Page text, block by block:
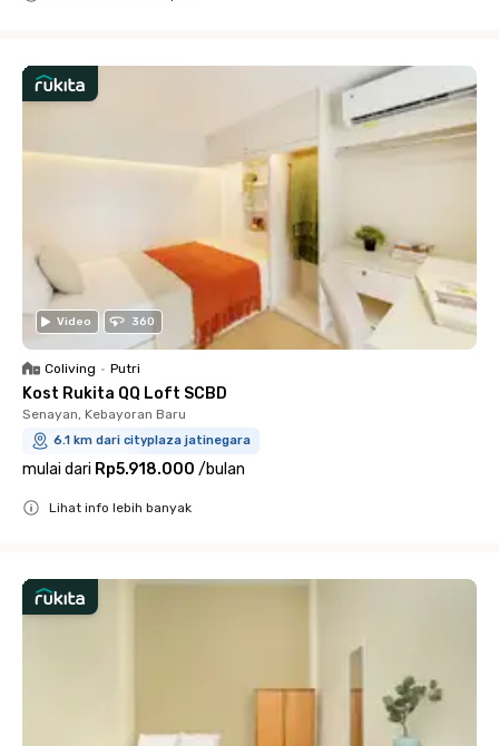
Video 360
Coliving • Putri
Kost Rukita QQ Loft SCBD
Senayan, Kebayoran Baru
6.1 km dari cityplaza jatinegara
mulai dari Rp5.918.000 /bulan
Lihat info lebih banyak